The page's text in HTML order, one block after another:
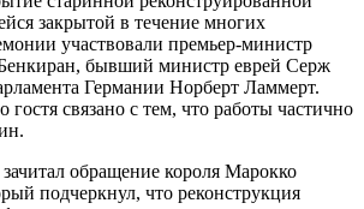
закрытой в течение многих
участвовали премьер-министр
бывший министр еврей Серж
Германии Норберт Ламмерт.
гостя связано с тем, что работы частично
обращение короля Марокко
подчеркнул, что реконструкция